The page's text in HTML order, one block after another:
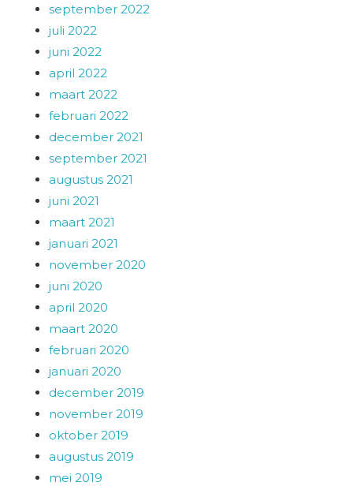
september 2022
juli 2022
juni 2022
april 2022
maart 2022
februari 2022
december 2021
september 2021
augustus 2021
juni 2021
maart 2021
januari 2021
november 2020
juni 2020
april 2020
maart 2020
februari 2020
januari 2020
december 2019
november 2019
oktober 2019
augustus 2019
mei 2019